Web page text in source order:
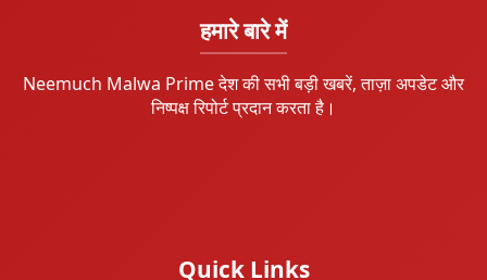
हमारे बारे में
Neemuch Malwa Prime देश की सभी बड़ी खबरें, ताज़ा अपडेट और
निष्पक्ष रिपोर्ट प्रदान करता है।
Quick Links